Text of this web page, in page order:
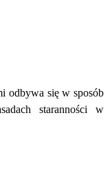
odbywa się w sposób
staranności w